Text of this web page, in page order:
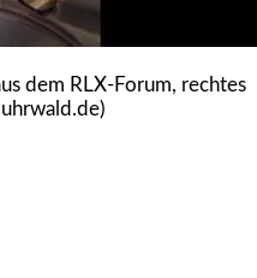
dem RLX-Forum, rechtes